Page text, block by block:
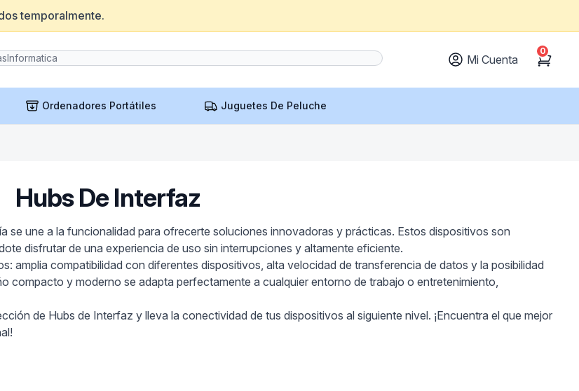
temporalmente.
Mi Cuenta Cart
0
Ordenadores Portátiles Juguetes De Peluche
Hubs De Interfaz
se une a la funcionalidad para ofrecerte soluciones innovadoras y prácticas. Estos dispositivos son
disfrutar de una experiencia de uso sin interrupciones y altamente eficiente.
amplia compatibilidad con diferentes dispositivos, alta velocidad de transferencia de datos y la posibilidad
compacto y moderno se adapta perfectamente a cualquier entorno de trabajo o entretenimiento,
de Hubs de Interfaz y lleva la conectividad de tus dispositivos al siguiente nivel. ¡Encuentra el que mejor